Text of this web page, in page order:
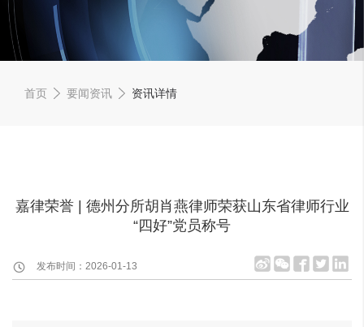
首页 要闻资讯 资讯详情
嘉律荣誉 | 德州分所胡肖燕律师荣获山东省律师行业
“四好”党员称号
发布时间：2026-01-13